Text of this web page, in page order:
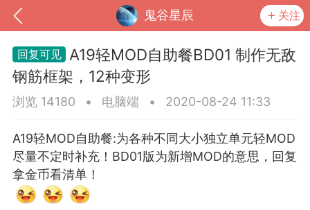
鬼谷星辰 关注
A19轻MOD自助餐BD01 制作无敌
钢筋框架，12种变形
浏览 14180 • 电脑端 • 2020-08-24 11:33
A19轻MOD自助餐:为各种不同大小独立单元轻MOD
尽量不定时补充！BD01版为新增MOD的意思，回复
拿金币看清单！